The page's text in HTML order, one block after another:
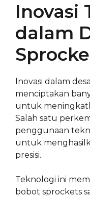
Inovasi
dalam
Inovasi dalam
menciptakan
untuk
Salah satu
penggunaan
untuk
presisi.
Teknologi ini
bobot sprockets